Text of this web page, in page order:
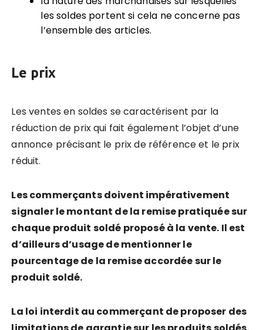
les soldes portent si cela ne concerne pas
l’ensemble des articles.
Le prix
Les ventes en soldes se caractérisent par la
réduction de prix qui fait également l’objet d’une
annonce précisant le prix de référence et le prix
réduit.
Les commerçants doivent impérativement
signaler le montant de la remise pratiquée sur
chaque produit soldé proposé à la vente. Il est
d’ailleurs d’usage de mentionner le
pourcentage de la remise accordée sur le
produit soldé.
La loi interdit au commerçant de proposer des